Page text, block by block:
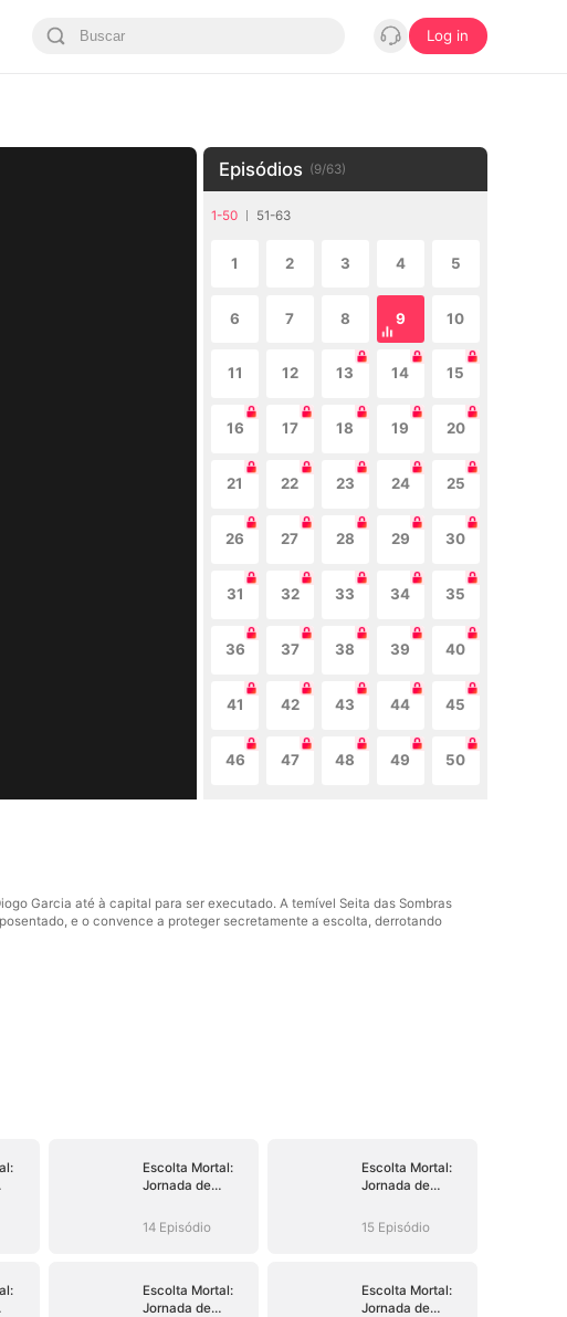
Log in
Episódios (9/63)
1-50 51-63
1 2 3 4 5
6 7 8 9 10
11 12 13 14 15
16 17 18 19 20
21 22 23 24 25
26 27 28 29 30
31 32 33 34 35
36 37 38 39 40
41 42 43 44 45
46 47 48 49 50
Garcia até à capital para ser executado. A temível Seita das Sombras
e o convence a proteger secretamente a escolta, derrotando
Escolta Mortal:
Jornada de
14 Episódio
Escolta Mortal:
Jornada de
15 Episódio
Escolta Mortal:
Jornada de
Escolta Mortal:
Jornada de